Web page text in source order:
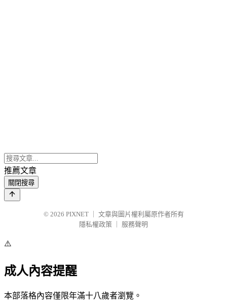
推薦文章
關閉搜尋
© 2026 PIXNET
文章與圖片權利屬原作者所有
隱私權政策
服務聲明
⚠️
成人內容提醒
本部落格內容僅限年滿十八歲者瀏覽。